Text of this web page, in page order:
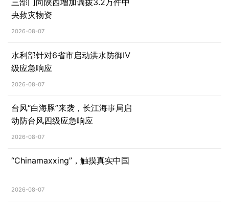
三部门向陕西增加调拨3.2万件中
央救灾物资
2026-08-07
水利部针对6省市启动洪水防御Ⅳ
级应急响应
2026-08-07
台风“白海豚”来袭，长江海事局启
动防台风四级应急响应
2026-08-07
“Chinamaxxing”，触摸真实中国
2026-08-07